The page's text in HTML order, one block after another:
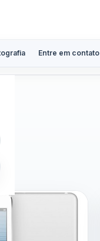
Entre em contato